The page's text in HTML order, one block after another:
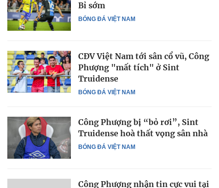
BÓNG ĐÁ VIỆT NAM
Bỉ sớm
BÓNG ĐÁ VIỆT NAM
CĐV Việt Nam tới sân cổ vũ, Công
Phượng "mất tích" ở Sint
Truidense
BÓNG ĐÁ VIỆT NAM
Công Phượng bị “bỏ rơi”, Sint
Truidense hoà thất vọng sân nhà
Công Phượng nhận tin cực vui tại